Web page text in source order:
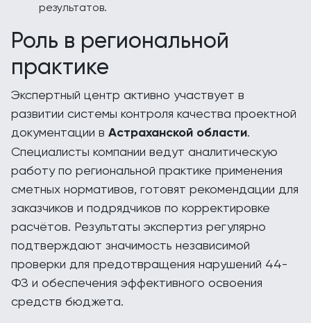
результатов.
Роль в региональной
практике
Экспертный центр активно участвует в
развитии системы контроля качества проектной
документации в Астраханской области.
Специалисты компании ведут аналитическую
работу по региональной практике применения
сметных нормативов, готовят рекомендации для
заказчиков и подрядчиков по корректировке
расчётов. Результаты экспертиз регулярно
подтверждают значимость независимой
проверки для предотвращения нарушений 44-
ФЗ и обеспечения эффективного освоения
средств бюджета.